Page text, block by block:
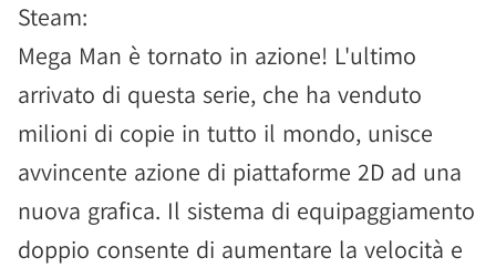
Steam:
Mega Man è tornato in azione! L'ultimo
arrivato di questa serie, che ha venduto
milioni di copie in tutto il mondo, unisce
avvincente azione di piattaforme 2D ad una
nuova grafica. Il sistema di equipaggiamento
doppio consente di aumentare la velocità e